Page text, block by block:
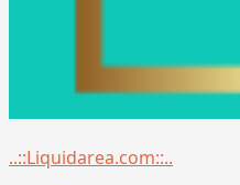
Menu
..::Liquidarea.com::..